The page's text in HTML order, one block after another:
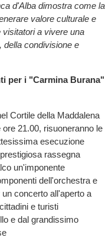
d'Alba dimostra come la
valore culturale e
a vivere una
della condivisione e
per i "Carmina Burana"
Cortile della Maddalena
21.00, risuoneranno le
esecuzione
rassegna
un'imponente
dell'orchestra e
concerto all'aperto a
e turisti
e dal grandissimo